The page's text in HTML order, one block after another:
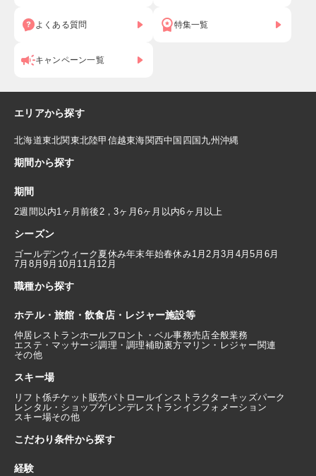
よくある質問 特集一覧
キャンペーン一覧
エリアから探す
北海道東北関東北陸甲信越東海関西中国 四国九州沖縄
期間から探す
期間
2週間以内1ヶ月前後 2，3ヶ月 6ヶ月以内6ヶ月以上
シーズン
ゴールデンウィーク 夏休み年末年始春休み1月 2月3月 4月5月 6月
7月 8月9月 10月 11月 12月
職種から探す
ホテル・旅館・飲食店・レジャー施設等
仲居 レストランホールフロント・ベル事務売店全般業務
エステ・マッサージ調理・調理補助裏方マリン・レジャー関連
その他
スキー場
リフト係チケット販売パトロールインストラクターキッズパーク
レンタル・ショップゲレンデレストラン インフォメーション
スキー場その他
こだわり条件から探す
経験